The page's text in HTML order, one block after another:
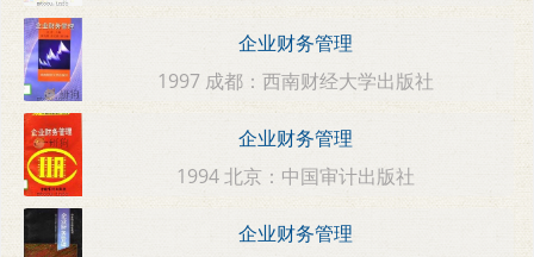
企业财务管理
1997 成都：西南财经大学出版社
企业财务管理
1994 北京：中国审计出版社
企业财务管理